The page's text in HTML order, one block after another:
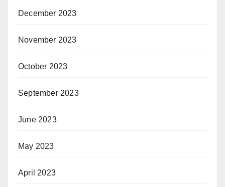
December 2023
November 2023
October 2023
September 2023
June 2023
May 2023
April 2023